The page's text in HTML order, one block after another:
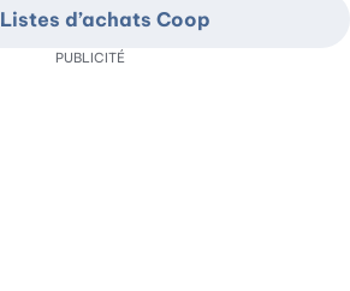
Listes d’achats Coop
PUBLICITÉ